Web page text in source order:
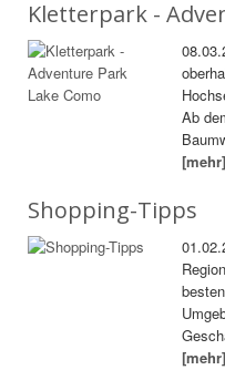
Kletterpark -
Ab
[mehr]
Shopping-Tipps
[mehr]